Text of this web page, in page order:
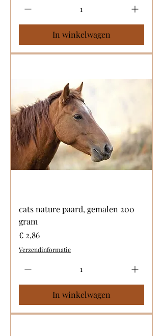
In winkelwagen
cats nature paard, gemalen 200
gram
Prijs
€ 2,86
Verzendinformatie
In winkelwagen